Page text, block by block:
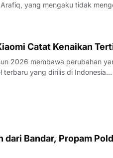
yang mengaku tidak
politik. Salah satu kritik datang
Catat Kenaikan
terbaru yang dirilis di Indonesia
sebelumnya. Tren ini terjadi
dari Bandar, Propam